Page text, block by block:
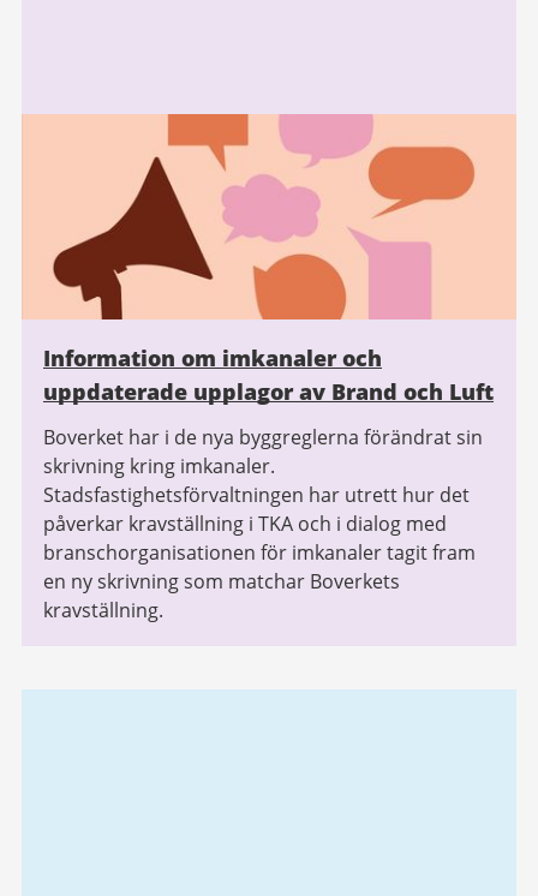
Information om imkanaler och
uppdaterade upplagor av Brand och Luft
Boverket har i de nya byggreglerna förändrat sin
skrivning kring imkanaler.
Stadsfastighetsförvaltningen har utrett hur det
påverkar kravställning i TKA och i dialog med
branschorganisationen för imkanaler tagit fram
en ny skrivning som matchar Boverkets
kravställning.